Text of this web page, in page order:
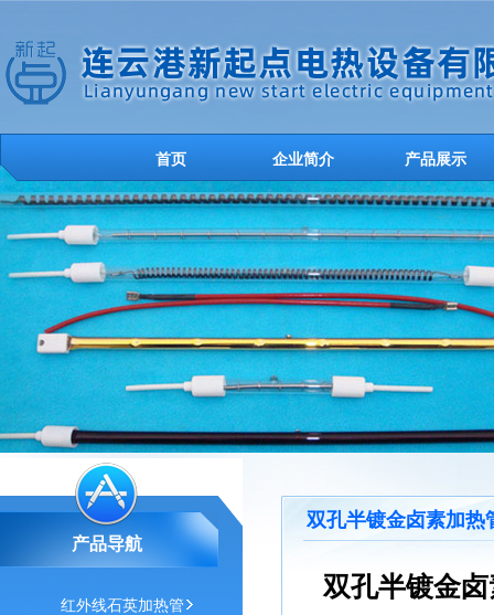
首页 企业简介 产品展示
产品导航
红外线石英加热管
双孔半镀金卤素加热
双孔半镀金